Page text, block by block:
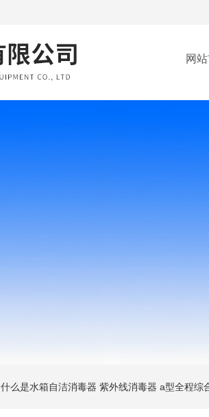
网
什么是水箱自洁消毒器 紫外线消毒器 a型全程综